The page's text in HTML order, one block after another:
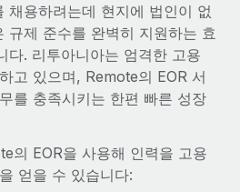
비디오 제작이 어느 때보다 중요해졌습
들은 그렇게 높은 품질의...
채용하려는데 현지에 법인이 없
규제 준수를 완벽히 지원하는 효
다. 리투아니아는 엄격한 고용
고 있으며, Remote의 EOR 서
를 충족시키는 한편 빠른 성장
의 EOR을 사용해 인력을 고용
얻을 수 있습니다: